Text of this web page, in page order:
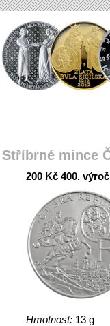
Stříbrné mince
200 Kč 400.
Hmotnost: 13 g